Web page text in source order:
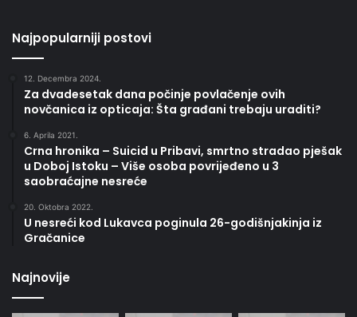
Najpopularniji postovi
12. Decembra 2024.
Za dvadesetak dana počinje povlačenje ovih
novčanica iz opticaja: Šta građani trebaju uraditi?
6. Aprila 2021.
Crna hronika – Suicid u Pribavi, smrtno stradao pješak
u Doboj Istoku – Više osoba povrijeđeno u 3
saobraćajne nesreće
20. Oktobra 2022.
U nesreći kod Lukavca poginula 26-godišnjakinja iz
Gračanice
Najnovije